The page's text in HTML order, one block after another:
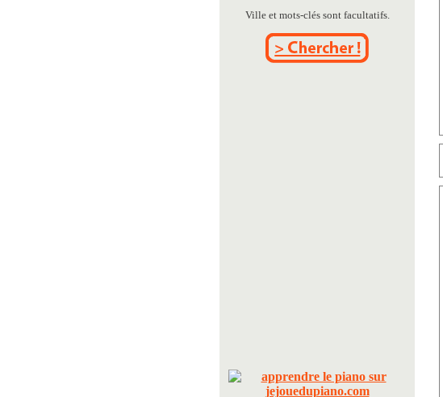
Ville et mots-clés sont facultatifs.